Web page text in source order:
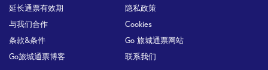
延长通票有效期 隐私政策
与我们合作 Cookies
条款&条件 Go 旅城通票网站
Go旅城通票博客 联系我们